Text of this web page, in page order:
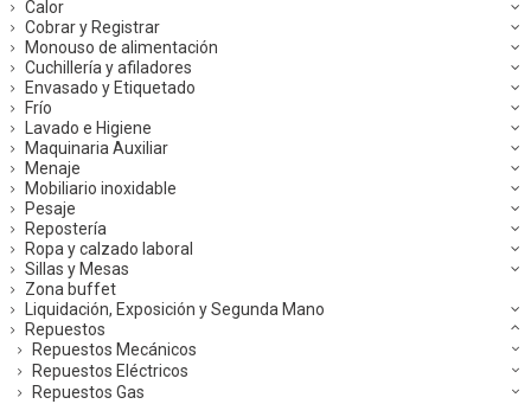
Calor
Cobrar y Registrar
Monouso de alimentación
Cuchillería y afiladores
Envasado y Etiquetado
Frío
Lavado e Higiene
Maquinaria Auxiliar
Menaje
Mobiliario inoxidable
Pesaje
Repostería
Ropa y calzado laboral
Sillas y Mesas
Zona buffet
Liquidación, Exposición y Segunda Mano
Repuestos
Repuestos Mecánicos
Repuestos Eléctricos
Repuestos Gas